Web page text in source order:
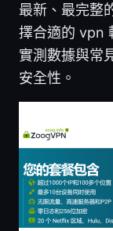
最新、最完整
擇合適的 vpn
實測數據與常
安全性。